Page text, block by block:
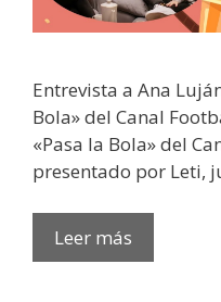
Entrevista a Ana
Bola» del Canal
«Pasa la Bola» del
presentado por Leti,
Leer más